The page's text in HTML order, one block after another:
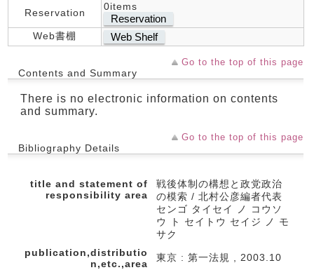
Reservation
0items
Reservation
Web書棚 Web Shelf
Go to the top of this page
Contents and Summary
There is no electronic information on contents
and summary.
Go to the top of this page
Bibliography Details
title and statement of
responsibility area
戦後体制の構想と政党政治
の模索 / 北村公彦編者代表
センゴ タイセイ ノ コウソ
ウ ト セイトウ セイジ ノ モ
サク
publication,distributio
n,etc.,area
東京 : 第一法規 , 2003.10